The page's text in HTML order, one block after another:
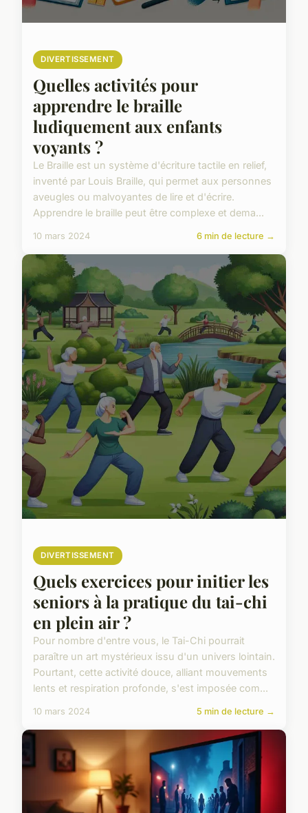
DIVERTISSEMENT
Quelles activités pour
apprendre le braille
ludiquement aux enfants
voyants ?
Le Braille est un système d'écriture tactile en relief,
inventé par Louis Braille, qui permet aux personnes
aveugles ou malvoyantes de lire et d'écrire.
Apprendre le braille peut être complexe et dema...
10 mars 2024 6 min de lecture →
DIVERTISSEMENT
Quels exercices pour initier les
seniors à la pratique du tai-chi
en plein air ?
Pour nombre d'entre vous, le Tai-Chi pourrait
paraître un art mystérieux issu d'un univers lointain.
Pourtant, cette activité douce, alliant mouvements
lents et respiration profonde, s'est imposée com...
10 mars 2024 5 min de lecture →